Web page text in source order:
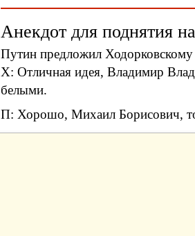
Анекдот для поднятия
Путин предложил
Х: Отличная идея, Владимир
белыми.
П: Хорошо, Михаил Борисович,